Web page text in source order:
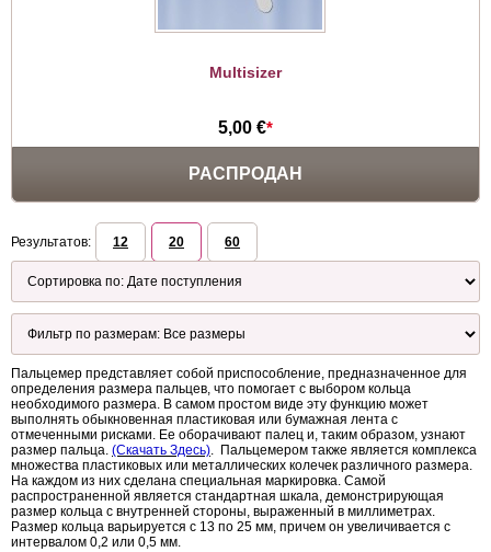
Multisizer
5,00 €*
РАСПРОДАН
Результатов: 12 20 60
Пальцемер представляет собой приспособление, предназначенное для
определения размера пальцев, что помогает с выбором кольца
необходимого размера. В самом простом виде эту функцию может
выполнять обыкновенная пластиковая или бумажная лента с
отмеченными рисками. Ее оборачивают палец и, таким образом, узнают
размер пальца. (Скачать Здесь). Пальцемером также является комплекса
множества пластиковых или металлических колечек различного размера.
На каждом из них сделана специальная маркировка. Самой
распространенной является стандартная шкала, демонстрирующая
размер кольца с внутренней стороны, выраженный в миллиметрах.
Размер кольца варьируется с 13 по 25 мм, причем он увеличивается с
интервалом 0,2 или 0,5 мм.